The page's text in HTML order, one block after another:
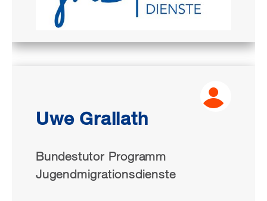
Uwe Grallath
Bundestutor Programm
Jugendmigrationsdienste